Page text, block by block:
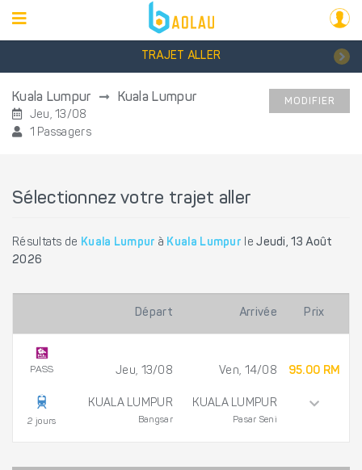
TRAJET ALLER
Kuala Lumpur Kuala Lumpur
Jeu, 13/08
1 Passagers
MODIFIER
Sélectionnez votre trajet aller
Résultats de Kuala Lumpur à Kuala Lumpur leJeudi, 13 Août
2026
Départ Arrivée Prix
PASS
2 jours
Jeu, 13/08
KUALA LUMPUR
Bangsar
Ven, 14/08
KUALA LUMPUR
Pasar Seni
95.00 RM